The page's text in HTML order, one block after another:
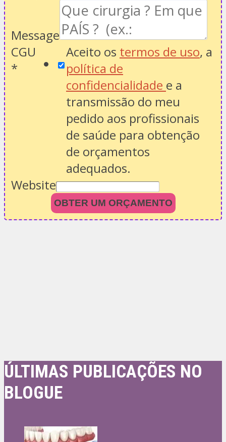
Message
CGU
*
Aceito os termos de uso, a
política de
confidencialidade e a
transmissão do meu
pedido aos profissionais
de saúde para obtenção
de orçamentos
adequados.
Website
OBTER UM ORÇAMENTO
ÚLTIMAS PUBLICAÇÕES NO
BLOGUE